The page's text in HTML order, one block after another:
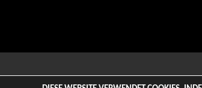
© 2026 ENTERTAINMENT BASE – Life